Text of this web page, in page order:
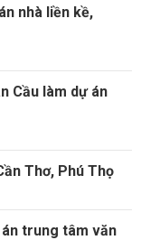
nhà liền kề,
Cầu làm dự án
Thơ, Phú Thọ
trung tâm văn